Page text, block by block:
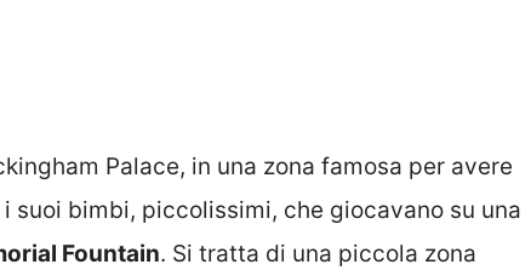
Palace, in una zona famosa per avere
suoi bimbi, piccolissimi, che giocavano su una
Fountain. Si tratta di una piccola zona